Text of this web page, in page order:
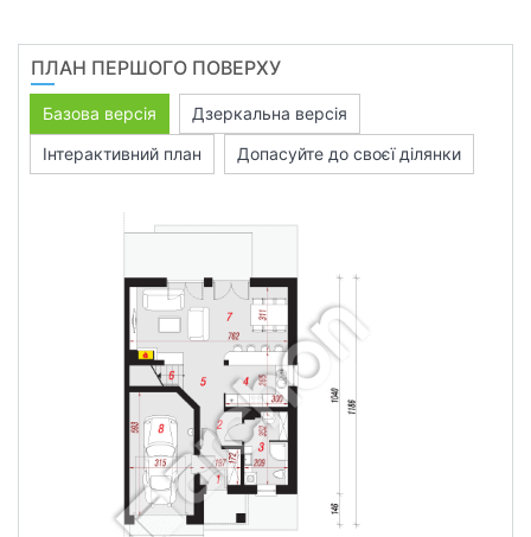
ПЛАН ПЕРШОГО ПОВЕРХУ
Базова версія
Дзеркальна версія
Інтерактивний план
Допасуйте до своєї ділянки